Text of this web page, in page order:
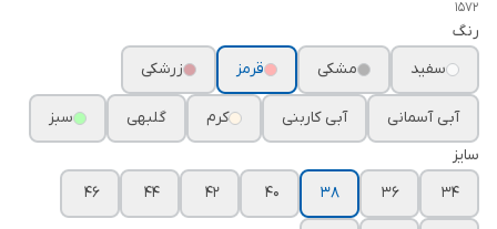
1572
رنگ
سفید
مشکی قرمز زرشکی
آبی آسمانی آبی کاربنی کرم گلبهی
سبز
سایز
۳۴
۳۶ ۳۸ ۴۰ ۴۲ ۴۴ ۴۶